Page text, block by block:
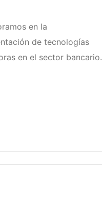
en la
de tecnologías
en el sector bancario.